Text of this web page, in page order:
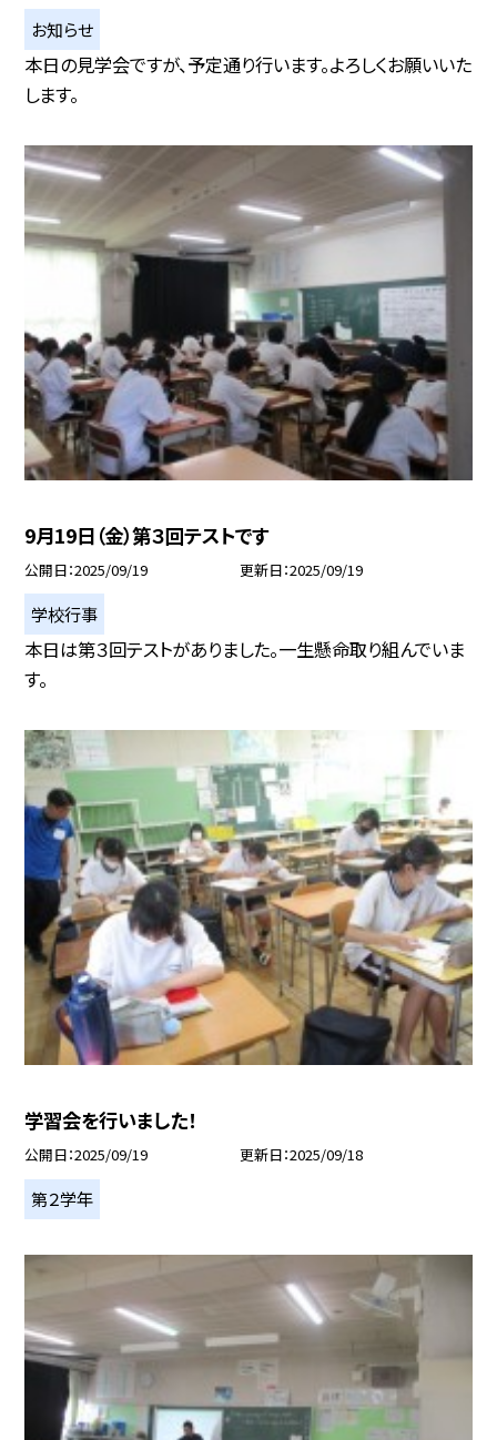
お知らせ
本日の見学会ですが、予定通り行います。よろしくお願いいた
します。
9月19日（金）第３回テストです
公開日 2025/09/19 更新日 2025/09/19
学校行事
本日は第３回テストがありました。一生懸命取り組んでいま
す。
学習会を行いました！
公開日 2025/09/19 更新日 2025/09/18
第２学年